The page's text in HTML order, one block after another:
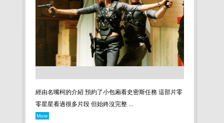
經由名嘴柯的介紹 預約了小包廂看史密斯任務 這部片零
零星星看過很多片段 但始終沒完整 ...
More